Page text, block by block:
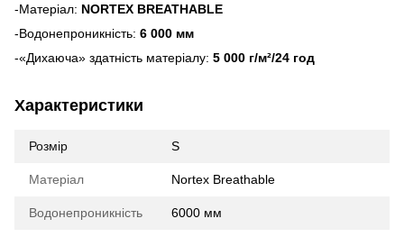
-Матеріал: NORTEX BREATHABLE
-Водонепроникність: 6 000 мм
-«Дихаюча» здатність матеріалу: 5 000 г/м²/24 год
Характеристики
Розмір S
Матеріал Nortex Breathable
Водонепроникність 6000 мм